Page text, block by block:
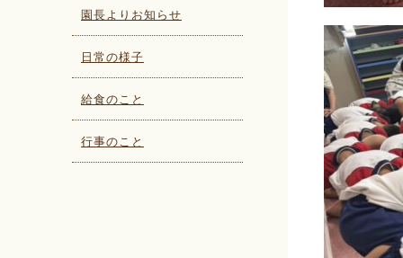
園長よりお知らせ
日常の様子
給食のこと
行事のこと